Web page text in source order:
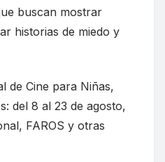
buscan mostrar
historias de miedo y
de Cine para Niñas,
del 8 al 23 de agosto,
FAROS y otras